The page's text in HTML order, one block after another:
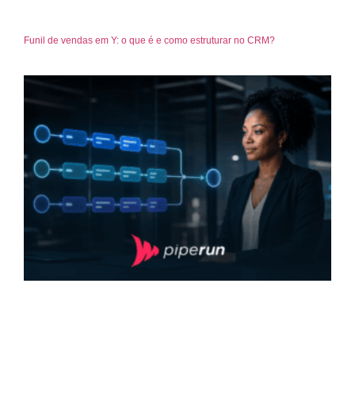
Funil de vendas em Y: o que é e como estruturar no CRM?